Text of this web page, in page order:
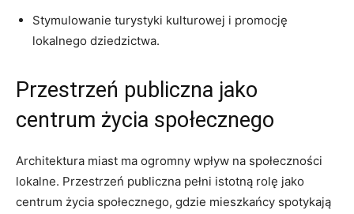
Stymulowanie turystyki kulturowej⁣ i promocję
⁣lokalnego ⁢dziedzictwa.
Przestrzeń⁤ publiczna‍ jako
centrum życia społecznego
Architektura miast ma ogromny wpływ‌ na społeczności
lokalne. Przestrzeń publiczna pełni istotną rolę jako
centrum życia społecznego, gdzie mieszkańcy​ spotykają⁣